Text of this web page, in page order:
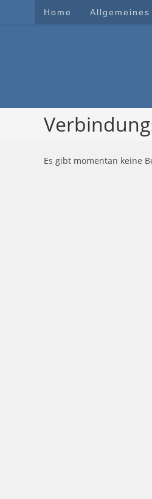
Home Allgemeines
Es gibt momentan keine